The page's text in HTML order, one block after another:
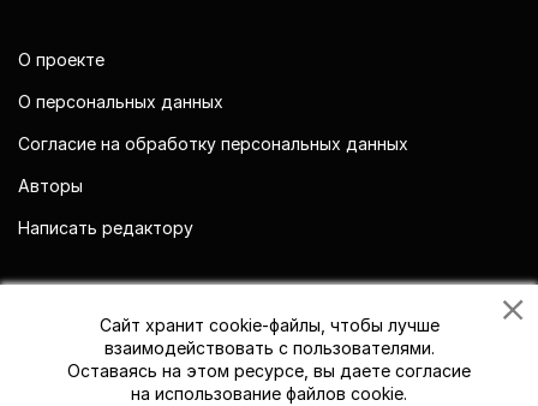
О проекте
О персональных данных
Согласие на обработку персональных данных
Авторы
Написать редактору
Сайт хранит cookie-файлы, чтобы лучше
взаимодействовать с пользователями.
Оставаясь на этом ресурсе, вы даете согласие
на использование файлов cookie.